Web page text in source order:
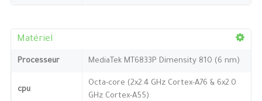
Matériel
Processeur MediaTek MT6833P Dimensity 810 (6 nm)
cpu
Octa-core (2x2.4 GHz Cortex-A76 & 6x2.0
GHz Cortex-A55)